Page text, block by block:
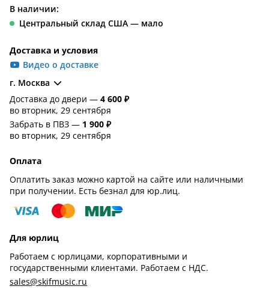
В наличии:
Центральный склад США — мало
Доставка и условия
Видео о доставке
г. Москва
Доставка до двери — 4 600 ₽
во вторник, 29 сентября
Забрать в ПВЗ — 1 900 ₽
во вторник, 29 сентября
Оплата
Оплатить заказ можно картой на сайте или наличными
при получении. Есть безнал для юр.лиц.
Для юрлиц
Работаем с юрлицами, корпоративными и
государственными клиентами. Работаем с НДС.
sales@skifmusic.ru